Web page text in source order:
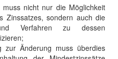
muss nicht nur die Möglichkeit
Zinssatzes, sondern auch die
Verfahren zu dessen
zur Änderung muss überdies